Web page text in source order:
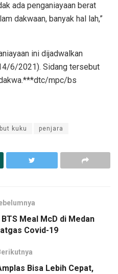
ada penganiayaan berat
dakwaan, banyak hal lah,”
ini dijadwalkan
6/2021). Sidang tersebut
mpc/bs
kuku penjara
Meal McD di Medan
Covid-19
Bisa Lebih Cepat,